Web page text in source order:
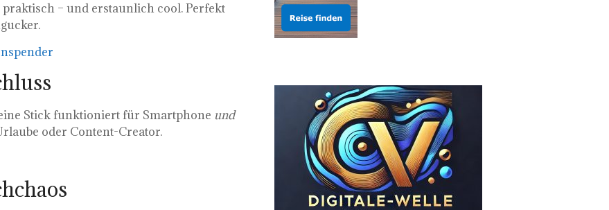
– und erstaunlich cool. Perfekt
Stick funktioniert für Smartphone und
oder Content-Creator.